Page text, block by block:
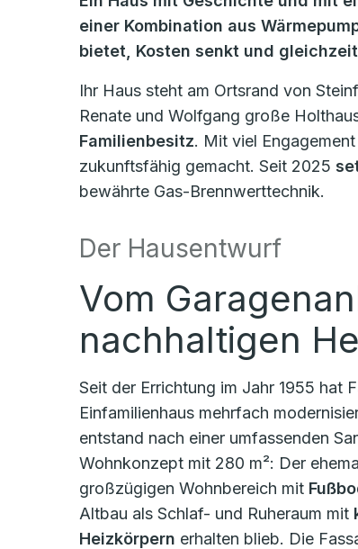
einer Kombination aus
bietet, Kosten senkt und
Ihr Haus steht am Ortsrand von
Renate und Wolfgang große
Familienbesitz. Mit viel
zukunftsfähig gemacht. Seit 2025
bewährte Gas-Brennwerttechnik.
Der Hausentwurf
Vom
nachhaltigen
Seit der Errichtung im Jahr 1955 hat
Einfamilienhaus mehrfach
entstand nach einer umfassenden
Wohnkonzept mit 280 m²: Der
großzügigen Wohnbereich mit
Altbau als Schlaf- und Ruheraum mit
Heizkörpern erhalten blieb. Die